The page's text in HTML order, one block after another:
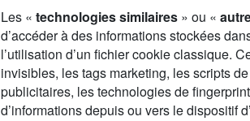
Les « technologies similaires » ou «
d’accéder à des informations stockées
l’utilisation d’un fichier cookie classique.
invisibles, les tags marketing, les scripts
publicitaires, les technologies de
d’informations depuis ou vers le dispositif